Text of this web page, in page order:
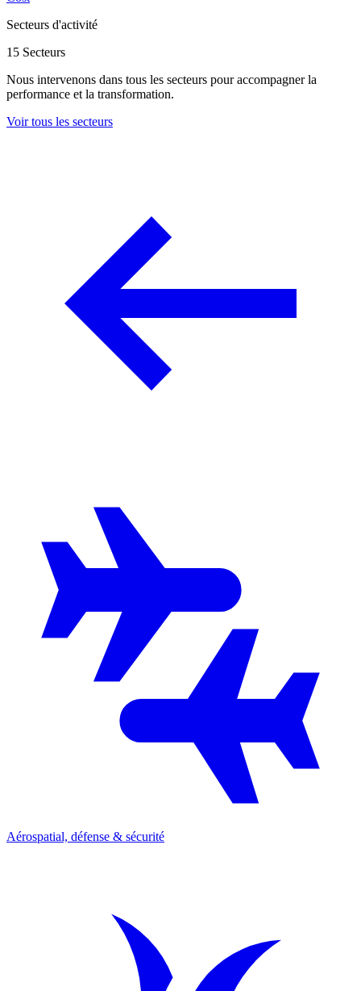
Secteurs d'activité
15 Secteurs
Nous intervenons dans tous les secteurs pour accompagner la
performance et la transformation.
Voir tous les secteurs
Aérospatial, défense & sécurité